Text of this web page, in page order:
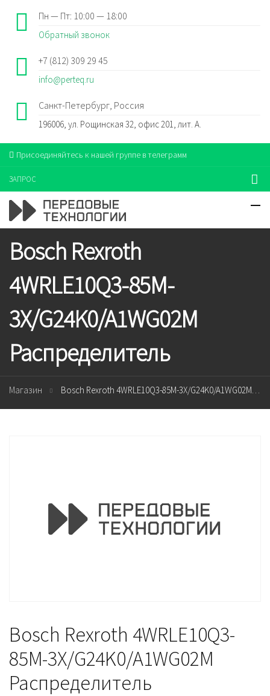
Пн — Пт: 10:00 — 18:00
Обратный звонок
+7 (812) 309 29 45
info@perteq.ru
Санкт-Петербург, Россия
196006, ул. Рощинская 32, офис 201, лит. А.
Присоединяйтесь к нашей группе в телеграмм
ЗАПРОС
Bosch Rexroth
4WRLE10Q3-85M-
3X/G24K0/A1WG02M
Распределитель
Магазин Bosch Rexroth 4WRLE10Q3-85M-3X/G24K0/A1WG02M Распределитель
Bosch Rexroth 4WRLE10Q3-
85M-3X/G24K0/A1WG02M
Распределитель